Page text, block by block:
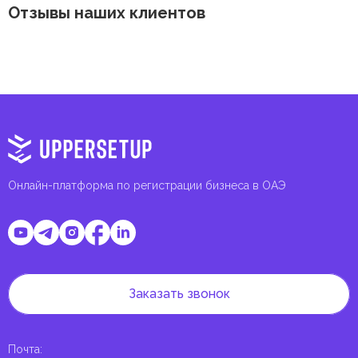
Отзывы наших клиентов
Онлайн-платформа по регистрации бизнеса в ОАЭ
Почта:
Заказать звонок